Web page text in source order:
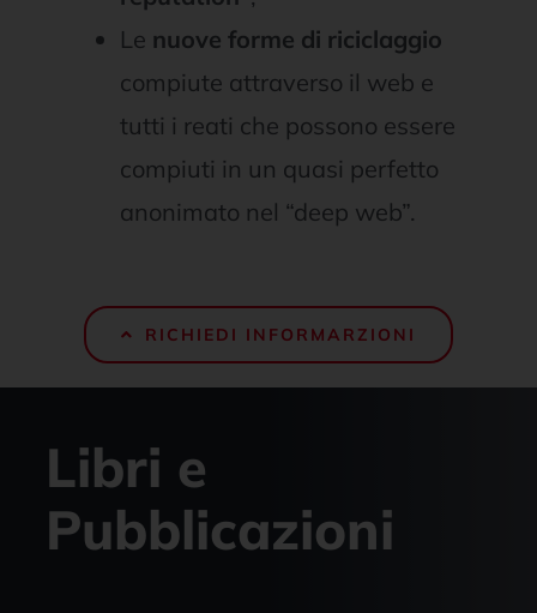
Le nuove forme di riciclaggio
compiute attraverso il web e
tutti i reati che possono essere
compiuti in un quasi perfetto
anonimato nel “deep web”.
RICHIEDI INFORMARZIONI
Libri e
Pubblicazioni